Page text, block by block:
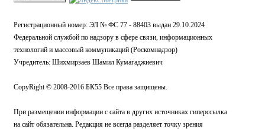
Регистрационный номер: ЭЛ № ФС 77 - 88403 выдан 29.10.2024
Федеральной службой по надзору в сфере связи, информационных
технологий и массовый коммуникаций (Роскомнадзор)
Учредитель: Шихмирзаев Шамил Кумагаджиевич
CopyRight © 2008-2016 БК55 Все права защищены.
При размещении информации с сайта в других источниках гиперссылка
на сайт обязательна. Редакция не всегда разделяет точку зрения